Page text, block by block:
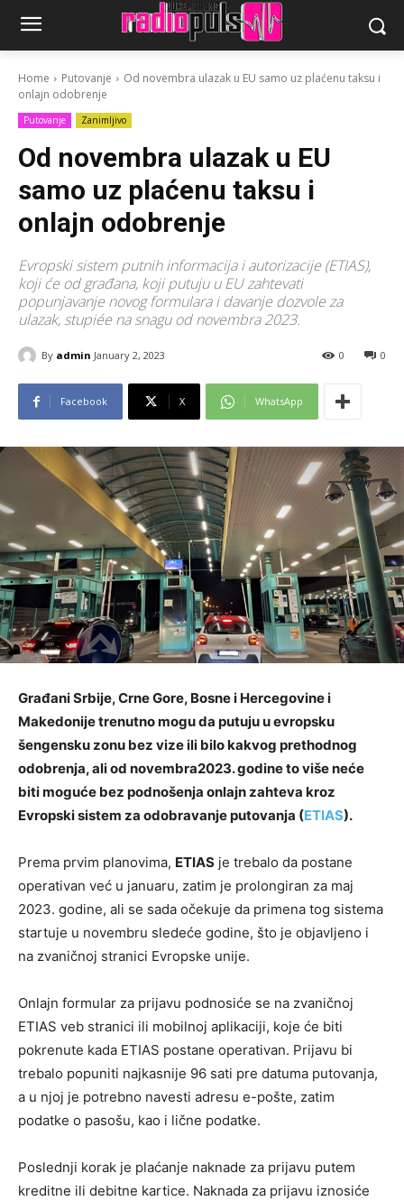
Home Putovanje
Od novembra ulazak u EU samo uz plaćenu taksu i
onlajn odobrenje
Putovanje Zanimljivo
Od novembra ulazak u EU
samo uz plaćenu taksu i
onlajn odobrenje
Evropski sistem putnih informacija i autorizacije (ETIAS),
koji će od građana, koji putuju u EU zahtevati
popunjavanje novog formulara i davanje dozvole za
ulazak, stupiée na snagu od novembra 2023.
By admin January 2, 2023 0
0
Facebook X WhatsApp
Građani Srbije, Crne Gore, Bosne i Hercegovine i
Makedonije trenutno mogu da putuju u evropsku
šengensku zonu bez vize ili bilo kakvog prethodnog
odobrenja, ali od novembra2023. godine to više neće
biti moguće bez podnošenja onlajn zahteva kroz
Evropski sistem za odobravanje putovanja (ETIAS).
Prema prvim planovima, ETIAS je trebalo da postane
operativan već u januaru, zatim je prolongiran za maj
2023. godine, ali se sada očekuje da primena tog sistema
startuje u novembru sledeće godine, što je objavljeno i
na zvaničnoj stranici Evropske unije.
Onlajn formular za prijavu podnosiće se na zvaničnoj
ETIAS veb stranici ili mobilnoj aplikaciji, koje će biti
pokrenute kada ETIAS postane operativan. Prijavu bi
trebalo popuniti najkasnije 96 sati pre datuma putovanja,
a u njoj je potrebno navesti adresu e-pošte, zatim
podatke o pasošu, kao i lične podatke.
Poslednji korak je plaćanje naknade za prijavu putem
kreditne ili debitne kartice. Naknada za prijavu iznosiće